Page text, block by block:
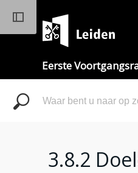
Eerste
Zoeken
3.8.2